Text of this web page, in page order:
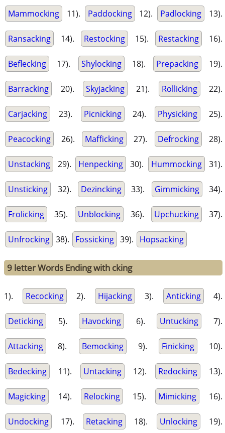
Mammocking 11). Paddocking 12). Padlocking 13).
Ransacking 14). Restocking 15). Restacking 16).
Beflecking 17). Shylocking 18). Prepacking 19).
Barracking 20). Skyjacking 21). Rollicking 22).
Carjacking 23). Picnicking 24). Physicking 25).
Peacocking 26). Mafficking 27). Defrocking 28).
Unstacking 29). Henpecking 30). Hummocking 31).
Unsticking 32). Dezincking 33). Gimmicking 34).
Frolicking 35). Unblocking 36). Upchucking 37).
Unfrocking 38). Fossicking 39). Hopsacking
9 letter Words Ending with cking
1). Recocking 2). Hijacking 3). Anticking 4).
Deticking 5). Havocking 6). Untucking 7).
Attacking 8). Bemocking 9). Finicking 10).
Bedecking 11). Untacking 12). Redocking 13).
Magicking 14). Relocking 15). Mimicking 16).
Undocking 17). Retacking 18). Unlocking 19).